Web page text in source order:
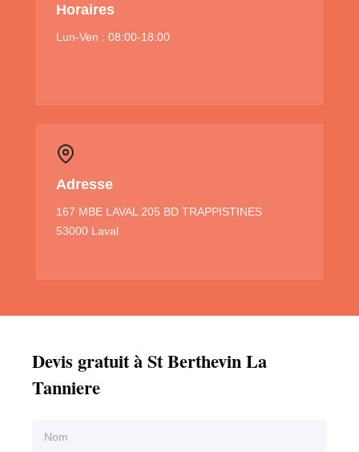
Horaires
Lun-Ven : 08:00-18:00
Adresse
167 MBE LAVAL 205 BD TRAPPISTINES
53000 Laval
Devis gratuit à St Berthevin La
Tanniere